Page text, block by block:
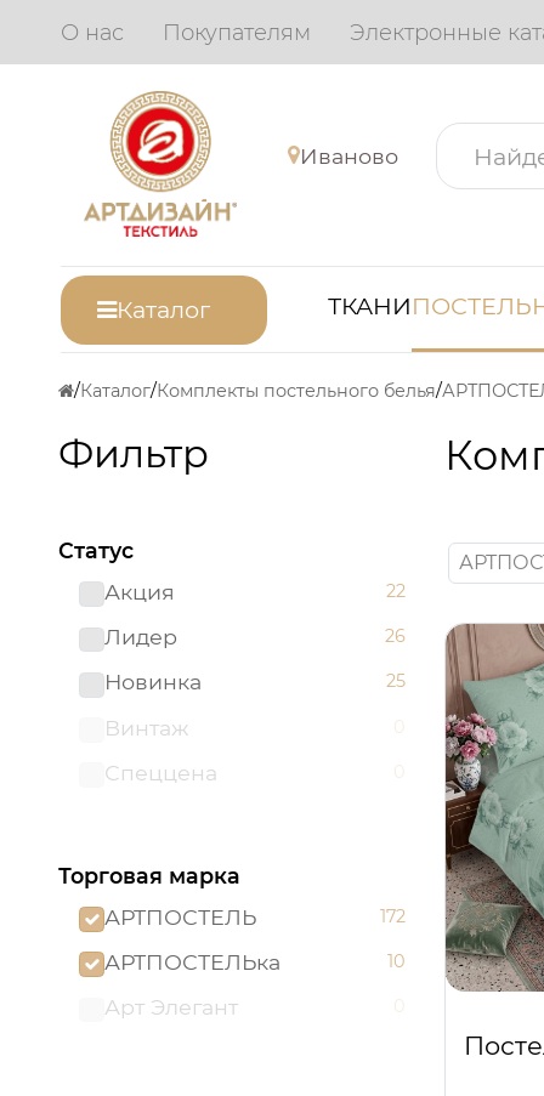
О нас Покупателям Электронные
Иваново
Каталог ТКАНИ
Каталог Комплекты постельного белья
Фильтр
Статус
Акция
22
Лидер 26
Новинка 25
Винтаж 0
Спеццена 0
Торговая марка
АРТПОСТЕЛЬ
172
АРТПОСТЕЛЬка 10
Арт Элегант 0